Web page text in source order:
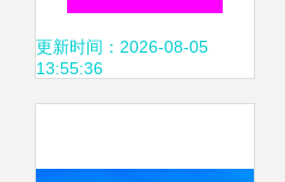
与工厂内部信息系
更新时间：2026-08-05
13:55:36